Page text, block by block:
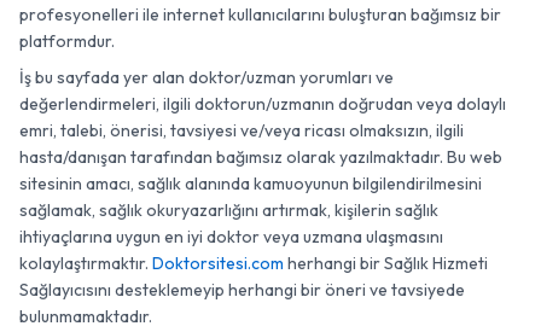
profesyonelleri ile internet kullanıcılarını buluşturan bağımsız bir
platformdur.
İş bu sayfada yer alan doktor/uzman yorumları ve
değerlendirmeleri, ilgili doktorun/uzmanın doğrudan veya dolaylı
emri, talebi, önerisi, tavsiyesi ve/veya ricası olmaksızın, ilgili
hasta/danışan tarafından bağımsız olarak yazılmaktadır. Bu web
sitesinin amacı, sağlık alanında kamuoyunun bilgilendirilmesini
sağlamak, sağlık okuryazarlığını artırmak, kişilerin sağlık
ihtiyaçlarına uygun en iyi doktor veya uzmana ulaşmasını
kolaylaştırmaktır. Doktorsitesi.com herhangi bir Sağlık Hizmeti
Sağlayıcısını desteklemeyip herhangi bir öneri ve tavsiyede
bulunmamaktadır.